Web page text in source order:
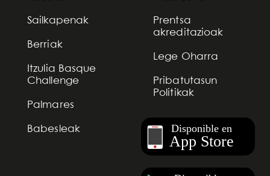
Sailkapenak
Berriak
Itzulia Basque
Challenge
Palmares
Babesleak
Prentsa
akreditazioak
Lege Oharra
Pribatutasun
Politikak